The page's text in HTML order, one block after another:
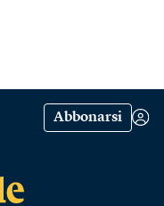
Abbonarsi